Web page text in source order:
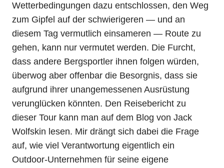
Wetterbedingungen dazu entschlossen, den Weg
zum Gipfel auf der schwierigeren — und an
diesem Tag vermutlich einsameren — Route zu
gehen, kann nur vermutet werden. Die Furcht,
dass andere Bergsportler ihnen folgen würden,
überwog aber offenbar die Besorgnis, dass sie
aufgrund ihrer unangemessenen Ausrüstung
verunglücken könnten. Den Reisebericht zu
dieser Tour kann man auf dem Blog von Jack
Wolfskin lesen. Mir drängt sich dabei die Frage
auf, wie viel Verantwortung eigentlich ein
Outdoor-Unternehmen für seine eigene